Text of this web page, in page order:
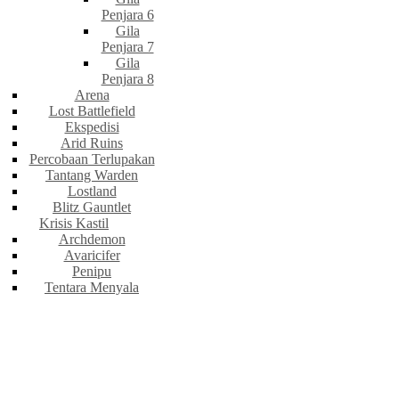
Penjara 6
Gila
Penjara 7
Gila
Penjara 8
Arena
Lost Battlefield
Ekspedisi
Arid Ruins
Percobaan Terlupakan
Tantang Warden
Lostland
Blitz Gauntlet
Krisis Kastil
Archdemon
Avaricifer
Penipu
Tentara Menyala